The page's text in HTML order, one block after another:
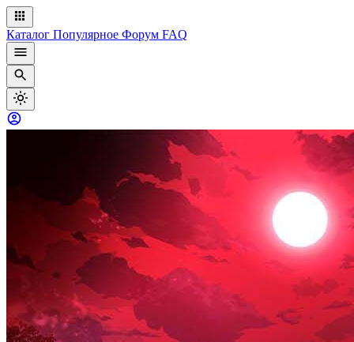
Каталог Популярное Форум FAQ